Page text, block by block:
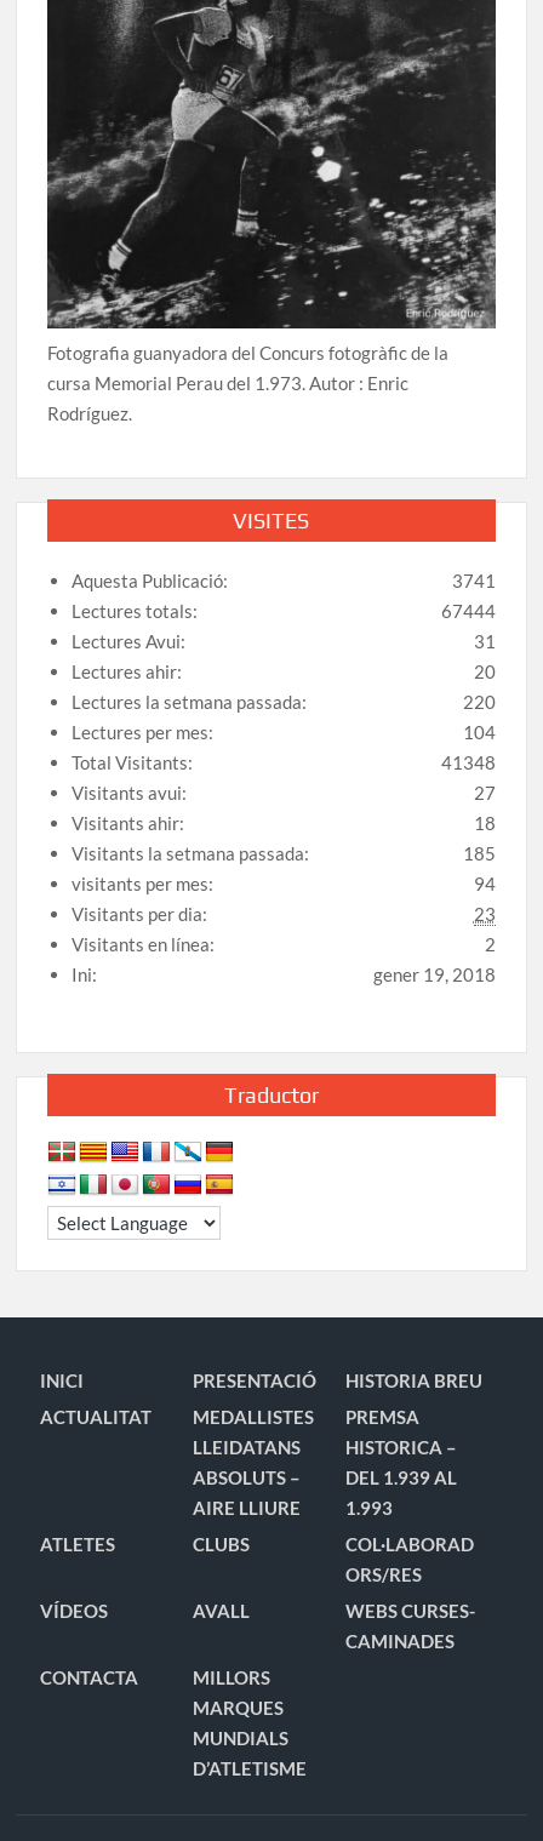
Fotografia guanyadora del Concurs fotogràfic de la
cursa Memorial Perau del 1.973. Autor : Enric
Rodríguez.
VISITES
3741
Aquesta Publicació:
67444
Lectures totals:
31
Lectures Avui:
20
Lectures ahir:
220
Lectures la setmana passada:
104
Lectures per mes:
41348
Total Visitants:
27
Visitants avui:
18
Visitants ahir:
185
Visitants la setmana passada:
94
visitants per mes:
23
Visitants per dia:
2
Visitants en línea:
gener 19, 2018
Ini:
Traductor
INICI PRESENTACIÓ
HISTORIA BREU
ACTUALITAT
MEDALLISTES
LLEIDATANS
ABSOLUTS –
AIRE LLIURE
PREMSA
HISTORICA –
DEL 1.939 AL
1.993
ATLETES
CLUBS
COL·LABORAD
ORS/RES
VÍDEOS
AVALL
WEBS CURSES-
CAMINADES
CONTACTA
MILLORS
MARQUES
MUNDIALS
D’ATLETISME